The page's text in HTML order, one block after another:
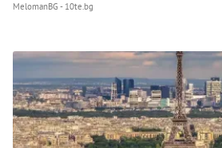
MelomanBG - 10te.bg